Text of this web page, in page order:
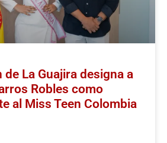
de La Guajira designa a
Robles como
al Miss Teen Colombia